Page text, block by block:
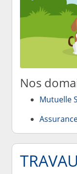
Nos
Mutuelle